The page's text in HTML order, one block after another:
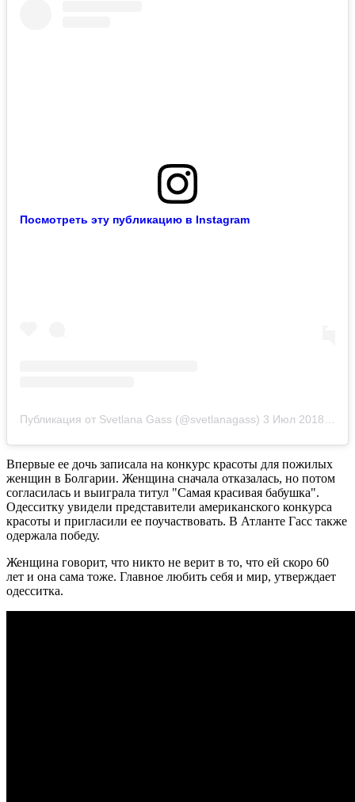
Посмотреть эту публикацию в Instagram
Публикация от Svetlana Gass (@svetlanagass) 3 Июл 2018 в 8:49 PDT
Впервые ее дочь записала на конкурс красоты для пожилых
женщин в Болгарии. Женщина сначала отказалась, но потом
согласилась и выиграла титул "Самая красивая бабушка".
Одесситку увидели представители американского конкурса
красоты и пригласили ее поучаствовать. В Атланте Гасс также
одержала победу.
Женщина говорит, что никто не верит в то, что ей скоро 60
лет и она сама тоже. Главное любить себя и мир, утверждает
одесситка.